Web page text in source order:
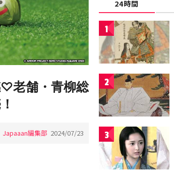
老舗・青柳総
Japaaan編集部 2024/07/23
24時間
1
2
3